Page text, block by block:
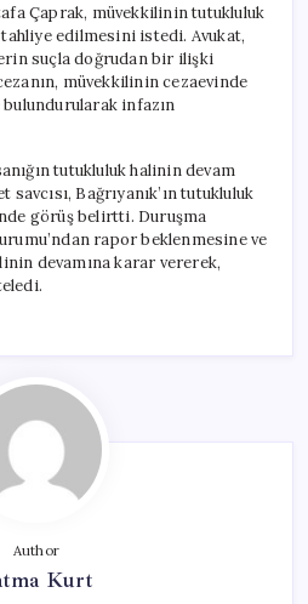
Çaprak, müvekkilinin tutukluluk
edilmesini istedi. Avukat,
suçla doğrudan bir ilişki
müvekkilinin cezaevinde
infazın
tutukluluk halinin devam
Bağrıyanık’ın tutukluluk
görüş belirtti. Duruşma
rapor beklenmesine ve
devamına karar vererek,
Author
Kurt